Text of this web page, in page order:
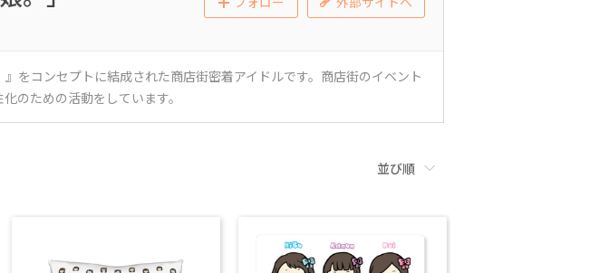
をコンセプトに結成された商店街密着アイドルです。商店街のイベント
のための活動をしています。
並び順